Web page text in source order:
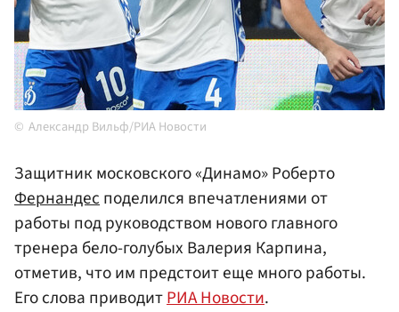
Александр Вильф/РИА Новости
Защитник московского «Динамо» Роберто
Фернандесподелился впечатлениями от
работы под руководством нового главного
тренера бело-голубых Валерия Карпина,
отметив, что им предстоит еще много работы.
Его слова приводитРИА Новости.